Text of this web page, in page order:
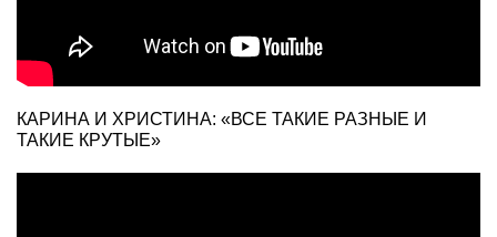
КАРИНА И ХРИСТИНА: «ВСЕ ТАКИЕ РАЗНЫЕ И
ТАКИЕ КРУТЫЕ»